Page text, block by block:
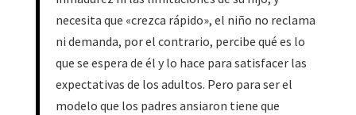
necesita que «crezca rápido», el niño no reclama
ni demanda, por el contrario, percibe qué es lo
que se espera de él y lo hace para satisfacer las
expectativas de los adultos. Pero para ser el
modelo que los padres ansiaron tiene que